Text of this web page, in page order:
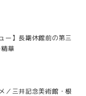
ー】長期休館前の第三
華
／三井記念美術館・根